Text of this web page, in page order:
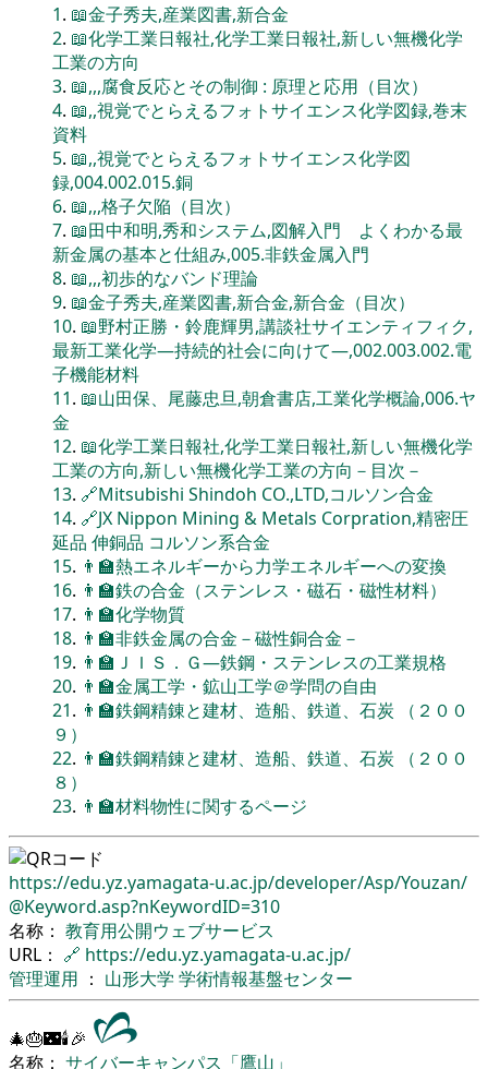
1. 📖金子秀夫,産業図書,新合金
2. 📖化学工業日報社,化学工業日報社,新しい無機化学
工業の方向
3. 📖,,,腐食反応とその制御 : 原理と応用（目次）
4. 📖,,視覚でとらえるフォトサイエンス化学図録,巻末
資料
5. 📖,,視覚でとらえるフォトサイエンス化学図
録,004.002.015.銅
6. 📖,,,格子欠陥（目次）
7. 📖田中和明,秀和システム,図解入門 よくわかる最
新金属の基本と仕組み,005.非鉄金属入門
8. 📖,,,初歩的なバンド理論
9. 📖金子秀夫,産業図書,新合金,新合金（目次）
10. 📖野村正勝・鈴鹿輝男,講談社サイエンティフィク,
最新工業化学―持続的社会に向けて―,002.003.002.電
子機能材料
11. 📖山田保、尾藤忠旦,朝倉書店,工業化学概論,006.ヤ
金
12. 📖化学工業日報社,化学工業日報社,新しい無機化学
工業の方向,新しい無機化学工業の方向－目次－
13. 🔗Mitsubishi Shindoh CO.,LTD,コルソン合金
14. 🔗JX Nippon Mining & Metals Corpration,精密圧
延品 伸銅品 コルソン系合金
15. 👨‍🏫熱エネルギーから力学エネルギーへの変換
16. 👨‍🏫鉄の合金（ステンレス・磁石・磁性材料）
17. 👨‍🏫化学物質
18. 👨‍🏫非鉄金属の合金－磁性銅合金－
19. 👨‍🏫ＪＩＳ．Ｇ―鉄鋼・ステンレスの工業規格
20. 👨‍🏫金属工学・鉱山工学＠学問の自由
21. 👨‍🏫鉄鋼精錬と建材、造船、鉄道、石炭 （２００
９）
22. 👨‍🏫鉄鋼精錬と建材、造船、鉄道、石炭 （２００
８）
23. 👨‍🏫材料物性に関するページ
https://edu.yz.yamagata-u.ac.jp/developer/Asp/Youzan/
@Keyword.asp?nKeywordID=310
名称： 教育用公開ウェブサービス
URL： 🔗 https://edu.yz.yamagata-u.ac.jp/
管理運用 ： 山形大学 学術情報基盤センター
🎄🎂🌃🕯🎉
名称： サイバーキャンパス「鷹山」